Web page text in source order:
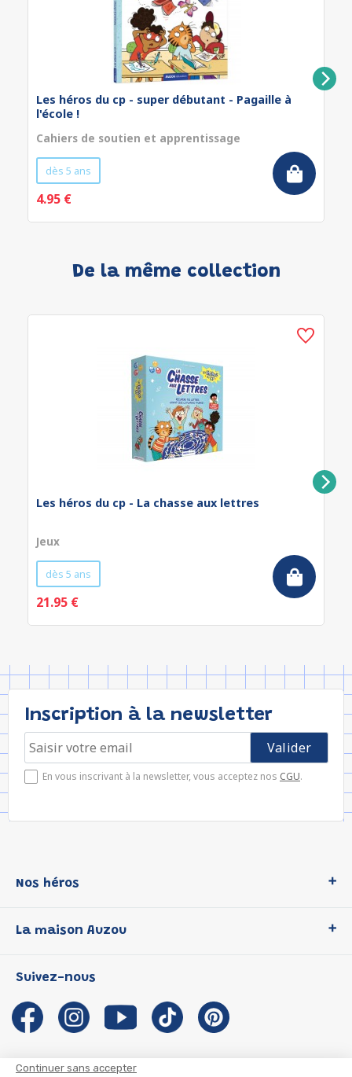
Continuer sans accepter
Les héros du cp - super débutant - Pagaille à
l'école !
Cahiers de soutien et apprentissage
dès 5 ans
4.95 €
De la même collection
Les héros du cp - La chasse aux lettres
Jeux
dès 5 ans
21.95 €
Inscription à la newsletter
En vous inscrivant à la newsletter, vous acceptez nos CGU.
Nos héros
P'tit Loup
Les Influenceuses
Migali
Petite Taupe
La maison Auzou
Notre histoire
Auzou s'engage
Auteurs et illustrateurs Auzou
Suivez-nous